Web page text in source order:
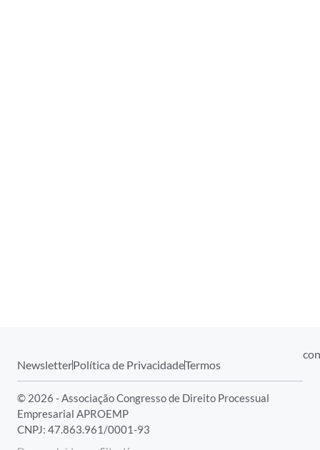
NewsletterPolítica de PrivacidadeTermos
© 2026 - Associação Congresso de Direito Processual
Empresarial APROEMP
CNPJ: 47.863.961/0001-93